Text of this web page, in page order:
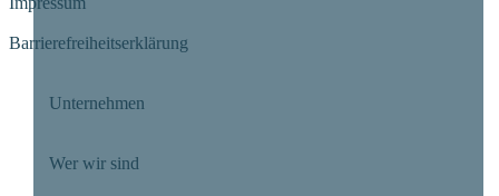
Barrierefreiheitserklärung
Unternehmen
Wer wir sind